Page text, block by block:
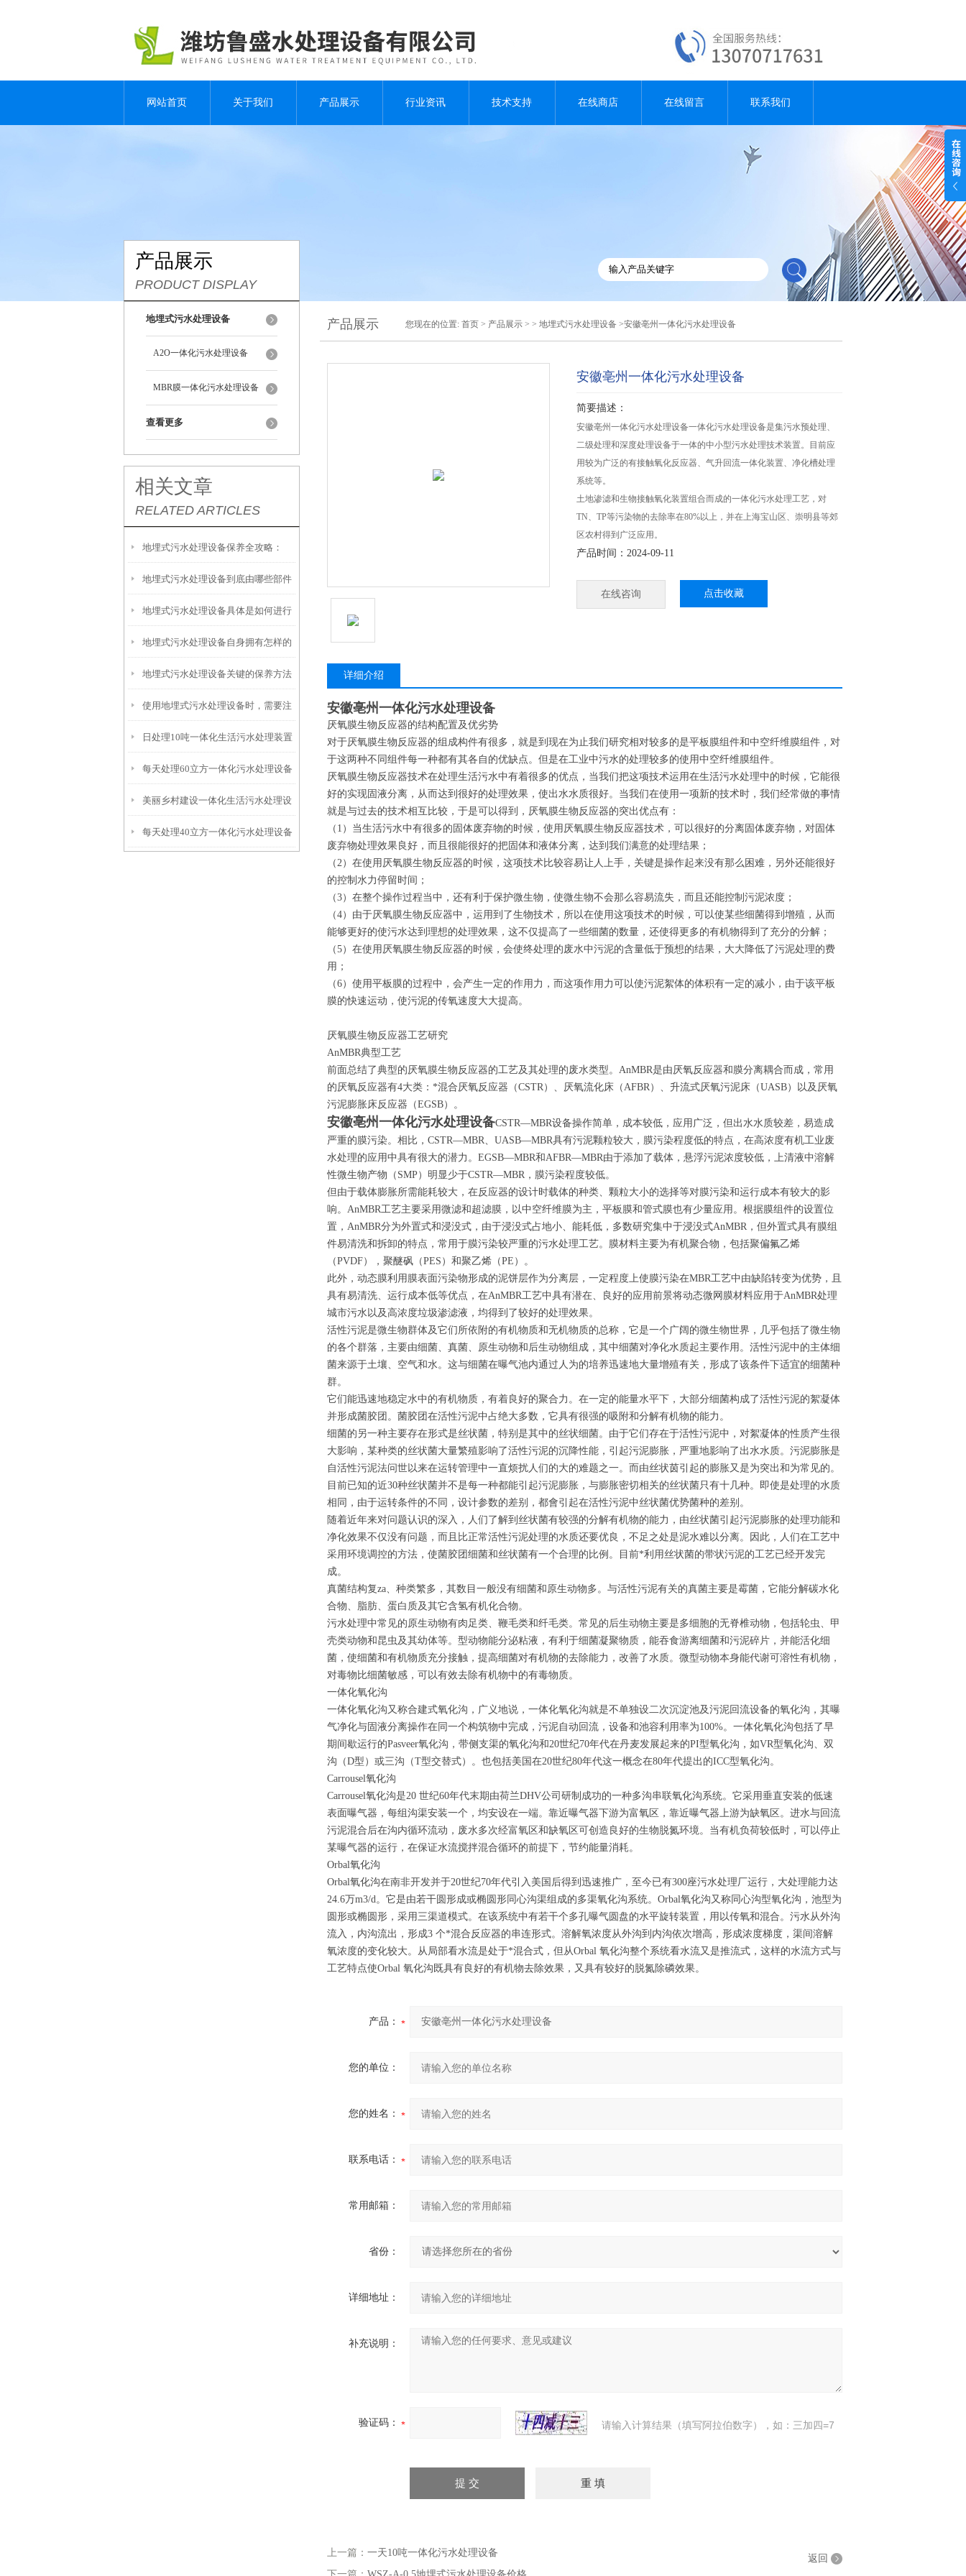
网站首页 关于我们 产品展示 行业资讯 技术支持 在线商店 在线留言 联系我们
产品展示
PRODUCT DISPLAY
地埋式污水处理设备
A2O一体化污水处理设备
MBR膜一体化污水处理设备
查看更多
相关文章
RELATED ARTICLES
地埋式污水处理设备保养全攻略：
让“地下卫士”持续高效运转
地埋式污水处理设备到底由哪些部件
撑起？核心结构一文拆解
地埋式污水处理设备具体是如何进行
安装的呢？
地埋式污水处理设备自身拥有怎样的
特点呢？
地埋式污水处理设备关键的保养方法
使用地埋式污水处理设备时，需要注
意以下事项
日处理10吨一体化生活污水处理装置
每天处理60立方一体化污水处理设备
美丽乡村建设一体化生活污水处理设
备
每天处理40立方一体化污水处理设备
产品展示 您现在的位置: 首页 > 产品展示 > > 地埋式污水处理设备 >安徽亳州一体化污水处理设备
安徽亳州一体化污水处理设备
简要描述：
安徽亳州一体化污水处理设备一体化污水处理设备是集污水预处理、
二级处理和深度处理设备于一体的中小型污水处理技术装置。目前应
用较为广泛的有接触氧化反应器、气升回流一体化装置、净化槽处理
系统等。
土地渗滤和生物接触氧化装置组合而成的一体化污水处理工艺，对
TN、TP等污染物的去除率在80%以上，并在上海宝山区、崇明县等郊
区农村得到广泛应用。
产品时间：2024-09-11
在线咨询 点击收藏
详细介绍
安徽亳州一体化污水处理设备
厌氧膜生物反应器的结构配置及优劣势
对于厌氧膜生物反应器的组成构件有很多，就是到现在为止我们研究相对较多的是平板膜组件和中空纤维膜组件，对
于这两种不同组件每一种都有其各自的优缺点。但是在工业中污水的处理较多的使用中空纤维膜组件。
厌氧膜生物反应器技术在处理生活污水中有着很多的优点，当我们把这项技术运用在生活污水处理中的时候，它能很
好的实现固液分离，从而达到很好的处理效果，使出水水质很好。当我们在使用一项新的技术时，我们经常做的事情
就是与过去的技术相互比较，于是可以得到，厌氧膜生物反应器的突出优点有：
（1）当生活污水中有很多的固体废弃物的时候，使用厌氧膜生物反应器技术，可以很好的分离固体废弃物，对固体
废弃物处理效果良好，而且很能很好的把固体和液体分离，达到我们满意的处理结果；
（2）在使用厌氧膜生物反应器的时候，这项技术比较容易让人上手，关键是操作起来没有那么困难，另外还能很好
的控制水力停留时间；
（3）在整个操作过程当中，还有利于保护微生物，使微生物不会那么容易流失，而且还能控制污泥浓度；
（4）由于厌氧膜生物反应器中，运用到了生物技术，所以在使用这项技术的时候，可以使某些细菌得到增殖，从而
能够更好的使污水达到理想的处理效果，这不仅提高了一些细菌的数量，还使得更多的有机物得到了充分的分解；
（5）在使用厌氧膜生物反应器的时候，会使终处理的废水中污泥的含量低于预想的结果，大大降低了污泥处理的费
用；
（6）使用平板膜的过程中，会产生一定的作用力，而这项作用力可以使污泥絮体的体积有一定的减小，由于该平板
膜的快速运动，使污泥的传氧速度大大提高。
厌氧膜生物反应器工艺研究
AnMBR典型工艺
前面总结了典型的厌氧膜生物反应器的工艺及其处理的废水类型。AnMBR是由厌氧反应器和膜分离耦合而成，常用
的厌氧反应器有4大类：*混合厌氧反应器（CSTR）、厌氧流化床（AFBR）、升流式厌氧污泥床（UASB）以及厌氧
污泥膨胀床反应器（EGSB）。
安徽亳州一体化污水处理设备CSTR—MBR设备操作简单，成本较低，应用广泛，但出水水质较差，易造成
严重的膜污染。相比，CSTR—MBR、UASB—MBR具有污泥颗粒较大，膜污染程度低的特点，在高浓度有机工业废
水处理的应用中具有很大的潜力。EGSB—MBR和AFBR—MBR由于添加了载体，悬浮污泥浓度较低，上清液中溶解
性微生物产物（SMP）明显少于CSTR—MBR，膜污染程度较低。
但由于载体膨胀所需能耗较大，在反应器的设计时载体的种类、颗粒大小的选择等对膜污染和运行成本有较大的影
响。AnMBR工艺主要采用微滤和超滤膜，以中空纤维膜为主，平板膜和管式膜也有少量应用。根据膜组件的设置位
置，AnMBR分为外置式和浸没式，由于浸没式占地小、能耗低，多数研究集中于浸没式AnMBR，但外置式具有膜组
件易清洗和拆卸的特点，常用于膜污染较严重的污水处理工艺。膜材料主要为有机聚合物，包括聚偏氟乙烯
（PVDF），聚醚砜（PES）和聚乙烯（PE）。
此外，动态膜利用膜表面污染物形成的泥饼层作为分离层，一定程度上使膜污染在MBR工艺中由缺陷转变为优势，且
具有易清洗、运行成本低等优点，在AnMBR工艺中具有潜在、良好的应用前景将动态微网膜材料应用于AnMBR处理
城市污水以及高浓度垃圾渗滤液，均得到了较好的处理效果。
活性污泥是微生物群体及它们所依附的有机物质和无机物质的总称，它是一个广阔的微生物世界，几乎包括了微生物
的各个群落，主要由细菌、真菌、原生动物和后生动物组成，其中细菌对净化水质起主要作用。活性污泥中的主体细
菌来源于土壤、空气和水。这与细菌在曝气池内通过人为的培养迅速地大量增殖有关，形成了该条件下适宜的细菌种
群。
它们能迅速地稳定水中的有机物质，有着良好的聚合力。在一定的能量水平下，大部分细菌构成了活性污泥的絮凝体
并形成菌胶团。菌胶团在活性污泥中占绝大多数，它具有很强的吸附和分解有机物的能力。
细菌的另一种主要存在形式是丝状菌，特别是其中的丝状细菌。由于它们存在于活性污泥中，对絮凝体的性质产生很
大影响，某种类的丝状菌大量繁殖影响了活性污泥的沉降性能，引起污泥膨胀，严重地影响了出水水质。污泥膨胀是
自活性污泥法问世以来在运转管理中一直烦扰人们的大的难题之一。而由丝状茵引起的膨胀又是为突出和为常见的。
目前已知的近30种丝状菌并不是每一种都能引起污泥膨胀，与膨胀密切相关的丝状菌只有十几种。即使是处理的水质
相同，由于运转条件的不同，设计参数的差别，都會引起在活性污泥中丝状菌优势菌种的差别。
随着近年来对问题认识的深入，人们了解到丝状菌有较强的分解有机物的能力，由丝状菌引起污泥膨胀的处理功能和
净化效果不仅没有问题，而且比正常活性污泥处理的水质还要优良，不足之处是泥水难以分离。因此，人们在工艺中
采用环境调控的方法，使菌胶团细菌和丝状菌有一个合理的比例。目前*利用丝状菌的带状污泥的工艺已经开发完
成。
真菌结构复za、种类繁多，其数目一般没有细菌和原生动物多。与活性污泥有关的真菌主要是霉菌，它能分解碳水化
合物、脂肪、蛋白质及其它含氢有机化合物。
污水处理中常见的原生动物有肉足类、鞭毛类和纤毛类。常见的后生动物主要是多细胞的无脊椎动物，包括轮虫、甲
壳类动物和昆虫及其幼体等。型动物能分泌粘液，有利于细菌凝聚物质，能吞食游离细菌和污泥碎片，并能活化细
菌，使细菌和有机物质充分接触，提高细菌对有机物的去除能力，改善了水质。微型动物本身能代谢可溶性有机物，
对毒物比细菌敏感，可以有效去除有机物中的有毒物质。
一体化氧化沟
一体化氧化沟又称合建式氧化沟，广义地说，一体化氧化沟就是不单独设二次沉淀池及污泥回流设备的氧化沟，其曝
气净化与固液分离操作在同一个构筑物中完成，污泥自动回流，设备和池容利用率为100%。一体化氧化沟包括了早
期间歇运行的Pasveer氧化沟，带侧支渠的氧化沟和20世纪70年代在丹麦发展起来的PI型氧化沟，如VR型氧化沟、双
沟（D型）或三沟（T型交替式）。也包括美国在20世纪80年代这一概念在80年代提出的ICC型氧化沟。
Carrousel氧化沟
Carrousel氧化沟是20 世纪60年代末期由荷兰DHV公司研制成功的一种多沟串联氧化沟系统。它采用垂直安装的低速
表面曝气器，每组沟渠安装一个，均安设在一端。靠近曝气器下游为富氧区，靠近曝气器上游为缺氧区。进水与回流
污泥混合后在沟内循环流动，废水多次经富氧区和缺氧区可创造良好的生物脱氮环境。当有机负荷较低时，可以停止
某曝气器的运行，在保证水流搅拌混合循环的前提下，节约能量消耗。
Orbal氧化沟
Orbal氧化沟在南非开发并于20世纪70年代引入美国后得到迅速推广，至今已有300座污水处理厂运行，大处理能力达
24.6万m3/d。它是由若干圆形成或椭圆形同心沟渠组成的多渠氧化沟系统。Orbal氧化沟又称同心沟型氧化沟，池型为
圆形或椭圆形，采用三渠道模式。在该系统中有若干个多孔曝气圆盘的水平旋转装置，用以传氧和混合。污水从外沟
流入，内沟流出，形成3 个*混合反应器的串连形式。溶解氧浓度从外沟到内沟依次增高，形成浓度梯度，渠间溶解
氧浓度的变化较大。从局部看水流是处于*混合式，但从Orbal 氧化沟整个系统看水流又是推流式，这样的水流方式与
工艺特点使Orbal 氧化沟既具有良好的有机物去除效果，又具有较好的脱氮除磷效果。
产品：
您的单位：
您的姓名：
联系电话：
常用邮箱：
省份：
详细地址：
补充说明：
验证码： 请输入计算结果（填写阿拉伯数字），如：三加四=7
上一篇： 一天10吨一体化污水处理设备
返回